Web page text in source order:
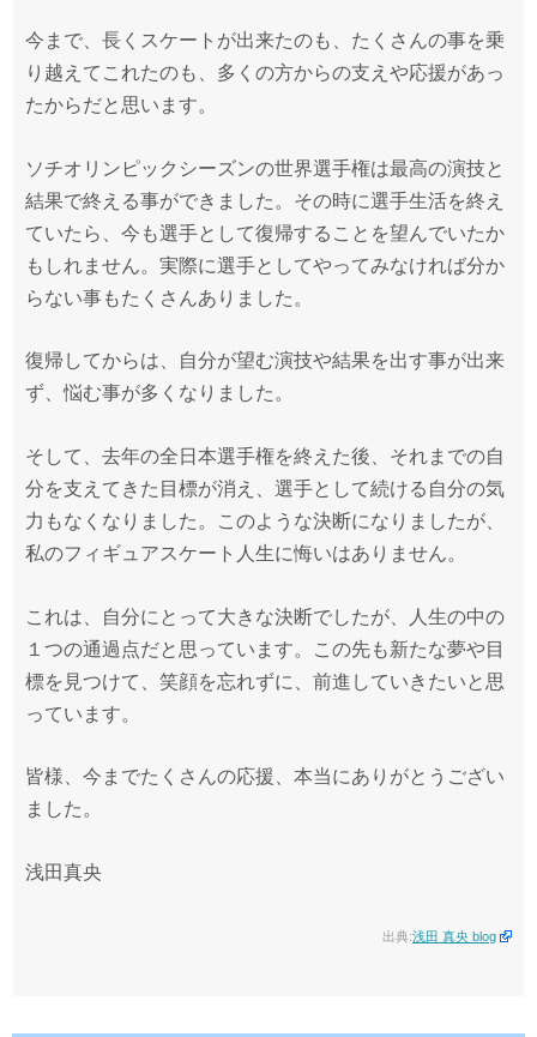
今まで、長くスケートが出来たのも、たくさんの事を乗
り越えてこれたのも、多くの方からの支えや応援があっ
たからだと思います。
ソチオリンピックシーズンの世界選手権は最高の演技と
結果で終える事ができました。その時に選手生活を終え
ていたら、今も選手として復帰することを望んでいたか
もしれません。実際に選手としてやってみなければ分か
らない事もたくさんありました。
復帰してからは、自分が望む演技や結果を出す事が出来
ず、悩む事が多くなりました。
そして、去年の全日本選手権を終えた後、それまでの自
分を支えてきた目標が消え、選手として続ける自分の気
力もなくなりました。このような決断になりましたが、
私のフィギュアスケート人生に悔いはありません。
これは、自分にとって大きな決断でしたが、人生の中の
１つの通過点だと思っています。この先も新たな夢や目
標を見つけて、笑顔を忘れずに、前進していきたいと思
っています。
皆様、今までたくさんの応援、本当にありがとうござい
ました。
浅田真央
出典:浅田 真央 blog